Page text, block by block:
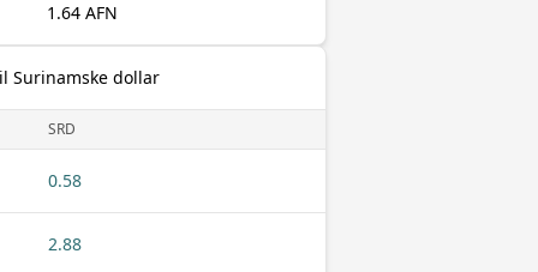
1.64 AFN
Surinamske dollar
SRD
0.58
2.88